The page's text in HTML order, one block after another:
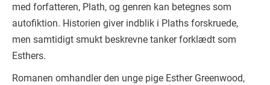
med forfatteren, Plath, og genren kan betegnes som
autofiktion. Historien giver indblik i Plaths forskruede,
men samtidigt smukt beskrevne tanker forklædt som
Esthers.
Romanen omhandler den unge pige Esther Greenwood,